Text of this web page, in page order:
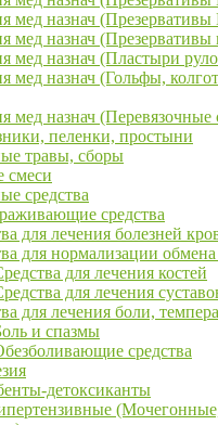
мед назнач
мед назнач (Презервативы
мед назнач (Пластыри
мед назнач (Гольфы,
мед назнач (Перевязочные
пеленки, простыни
травы, сборы
смеси
средства
средства
для лечения болезней
для нормализации
для лечения костей
для лечения
для лечения боли,
и спазмы
средства
детоксиканты